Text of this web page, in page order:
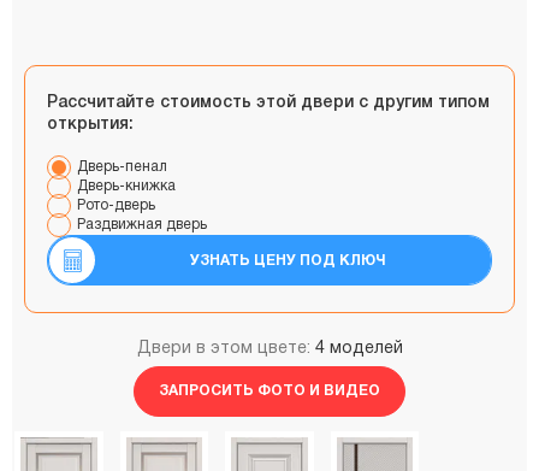
Рассчитайте стоимость этой двери с другим типом
открытия:
Дверь-пенал
Дверь-книжка
Рото-дверь
Раздвижная дверь
УЗНАТЬ ЦЕНУ ПОД КЛЮЧ
Двери в этом цвете: 4 моделей
ЗАПРОСИТЬ ФОТО И ВИДЕО